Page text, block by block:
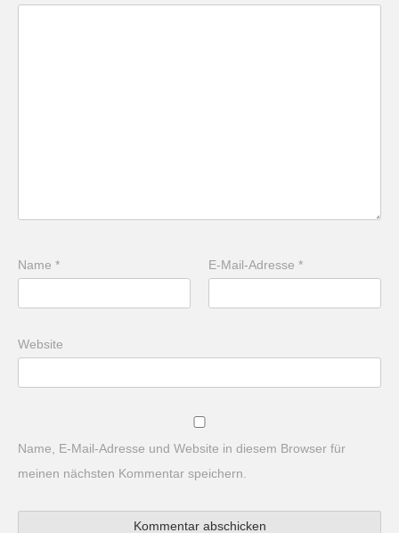
Name * E-Mail-Adresse*
Website
Name, E-Mail-Adresse und Website in diesem Browser für
meinen nächsten Kommentar speichern.